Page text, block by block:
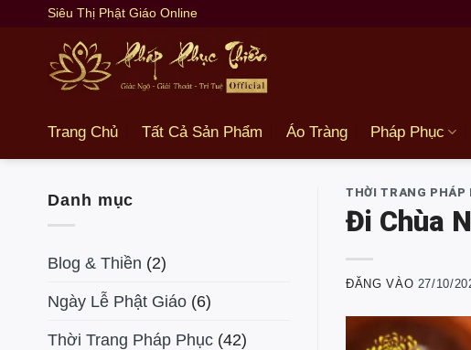
Siêu Thị Phật Giáo Online
Trang Chủ Tất Cả Sản Phẩm Áo Tràng Pháp Phục
Danh mục
Blog & Thiền (2)
Ngày Lễ Phật Giáo (6)
Thời Trang Pháp Phục (42)
THỜI TRANG PHÁP
Đi Chùa
ĐĂNG VÀO 27/10/